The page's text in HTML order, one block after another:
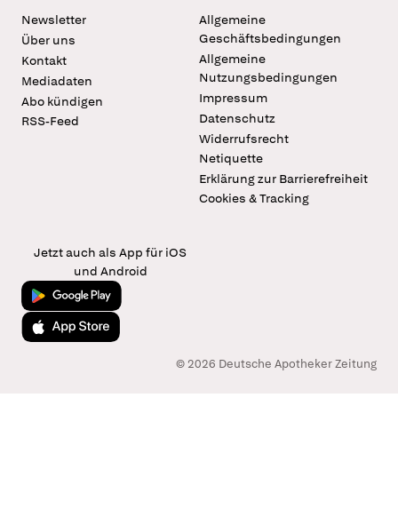
Newsletter
Über uns
Kontakt
Mediadaten
Abo kündigen
RSS-Feed
Allgemeine
Geschäftsbedingungen
Allgemeine
Nutzungsbedingungen
Impressum
Datenschutz
Widerrufsrecht
Netiquette
Erklärung zur Barrierefreiheit
Cookies & Tracking
Jetzt auch als App für iOS
und Android
Jetzt bei Google Play
Laden im App Store
© 2026 Deutsche Apotheker Zeitung